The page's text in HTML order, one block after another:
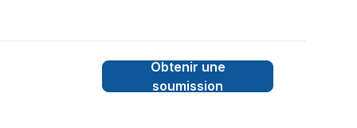
de nos rabais
Obtenir une
soumission